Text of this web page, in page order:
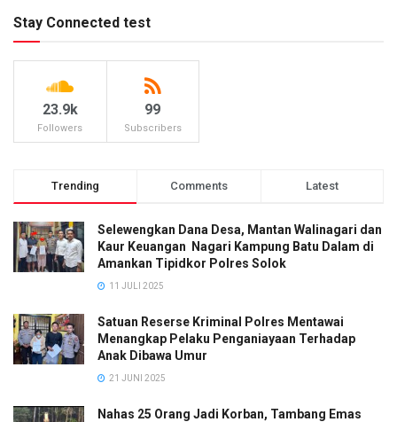
Stay Connected test
23.9k
Followers
99
Subscribers
Trending Comments Latest
Selewengkan Dana Desa, Mantan Walinagari dan
Kaur Keuangan Nagari Kampung Batu Dalam di
Amankan Tipidkor Polres Solok
11 JULI 2025
Satuan Reserse Kriminal Polres Mentawai
Menangkap Pelaku Penganiayaan Terhadap
Anak Dibawa Umur
21 JUNI 2025
Nahas 25 Orang Jadi Korban, Tambang Emas